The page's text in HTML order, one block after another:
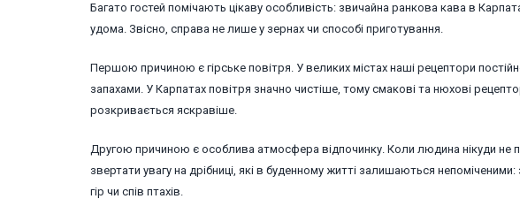
Багато гостей помічають цікаву особливість: звичайна ранкова кава в
удома. Звісно, справа не лише у зернах чи способі приготування.
Першою причиною є гірське повітря. У великих містах наші рецептори
запахами. У Карпатах повітря значно чистіше, тому смакові та нюхові
розкривається яскравіше.
Другою причиною є особлива атмосфера відпочинку. Коли людина нікуди не
звертати увагу на дрібниці, які в буденному житті залишаються
гір чи спів птахів.